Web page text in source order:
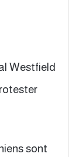
Westfield
sont